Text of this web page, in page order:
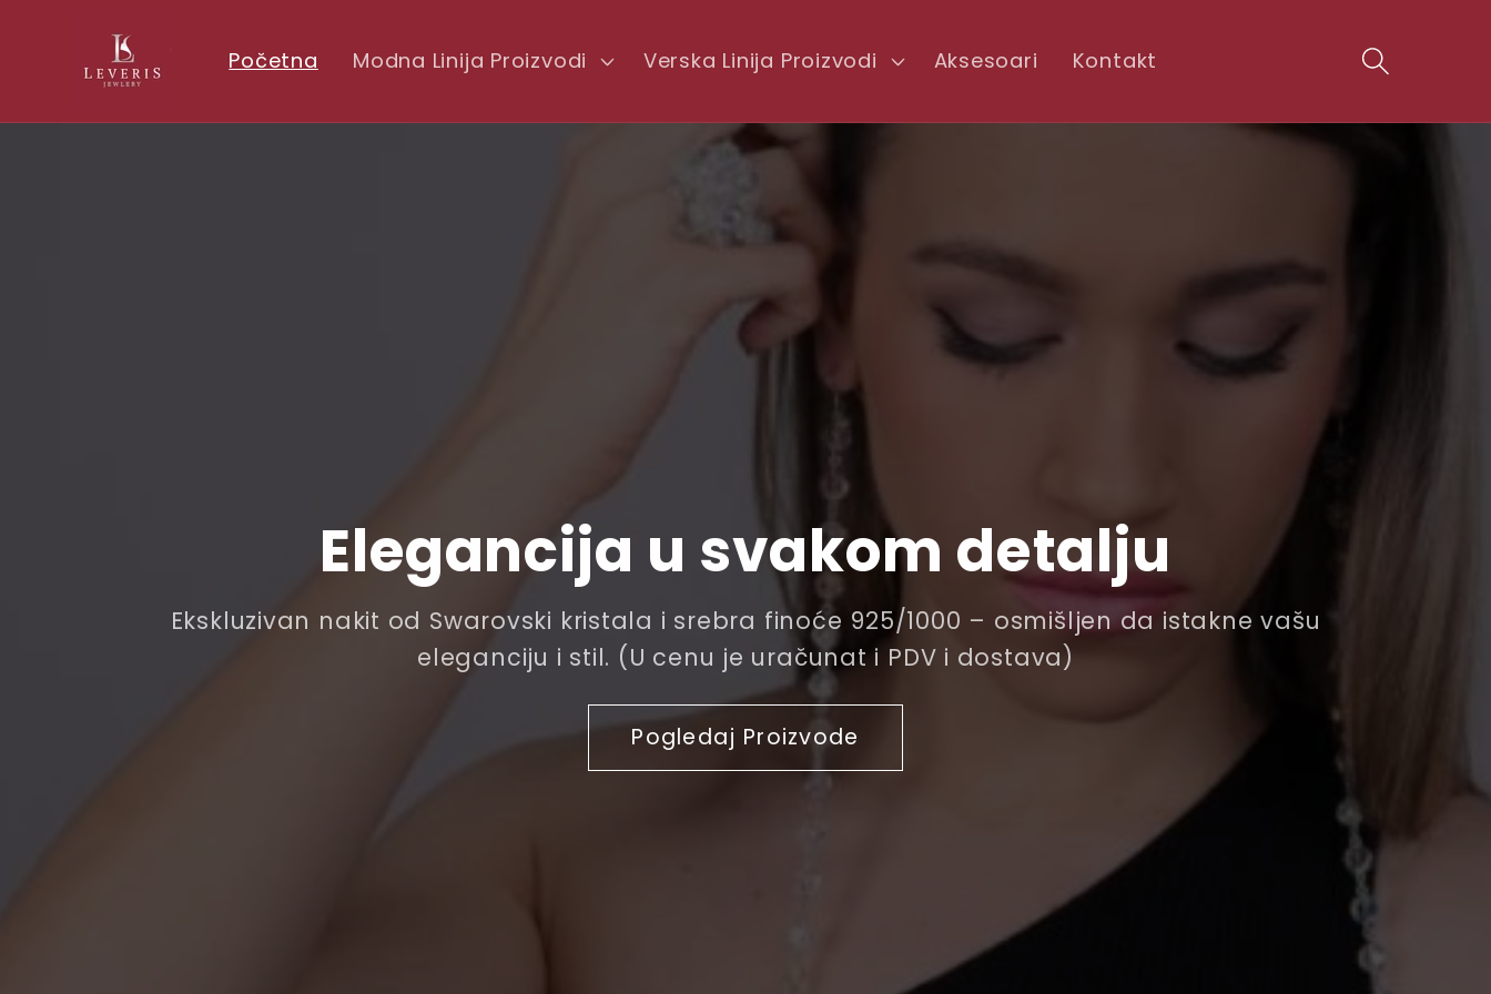
conten
Početna Modna Linija Proizvodi Verska Linija Proizvodi Aksesoari Kontakt
Elegancija u svakom detalju
Ekskluzivan nakit od Swarovski kristala i srebra finoće 925/1000 – osmišljen da istakne vašu
eleganciju i stil. (U cenu je uračunat i PDV i dostava)
Pogledaj Proizvode